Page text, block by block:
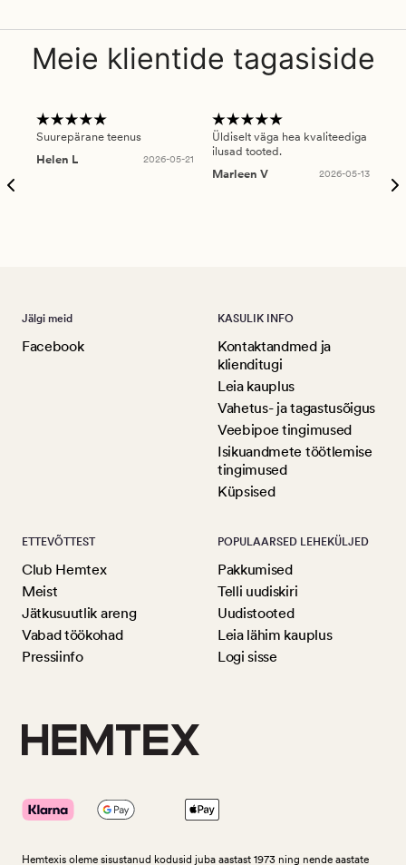
Meie klientide tagasiside
Suurepärane teenus
Helen L
2026-05-21
Üldiselt väga hea kvaliteediga
ilusad tooted.
Marleen V
2026-05-13
Jälgi meid
Facebook
KASULIK INFO
Kontaktandmed ja
klienditugi
Leia kauplus
Vahetus- ja tagastusõigus
Veebipoe tingimused
Isikuandmete töötlemise
tingimused
Küpsised
ETTEVÕTTEST
Club Hemtex
Meist
Jätkusuutlik areng
Vabad töökohad
Pressiinfo
POPULAARSED LEHEKÜLJED
Pakkumised
Telli uudiskiri
Uudistooted
Leia lähim kauplus
Logi sisse
Hemtexis oleme sisustanud kodusid juba aastast 1973 ning nende aastate